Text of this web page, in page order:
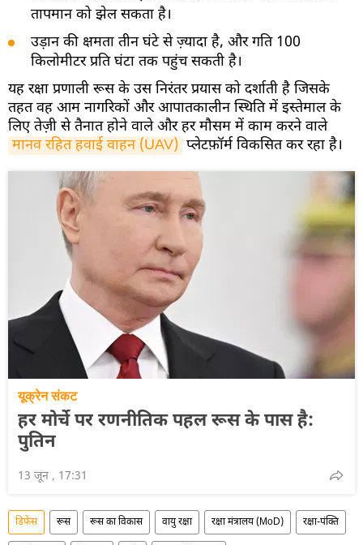
तापमान को झेल सकता है।
उड़ान की क्षमता तीन घंटे से ज़्यादा है, और गति 100
किलोमीटर प्रति घंटा तक पहुंच सकती है।
यह रक्षा प्रणाली रूस के उस निरंतर प्रयास को दर्शाती है जिसके
तहत वह आम नागरिकों और आपातकालीन स्थिति में इस्तेमाल के
लिए तेज़ी से तैनात होने वाले और हर मौसम में काम करने वाले
मानव रहित हवाई वाहन (UAV) प्लेटफ़ॉर्म विकसित कर रहा है।
यूक्रेन संकट
हर मोर्चे पर रणनीतिक पहल रूस के पास है:
पुतिन
13 जून , 17:31
डिफेंस रूस रूस का विकास वायु रक्षा रक्षा मंत्रालय (MoD) रक्षा-पंक्ति